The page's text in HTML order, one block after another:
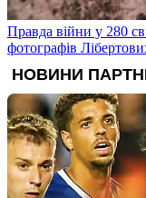
Правда війни у 280
фотографів